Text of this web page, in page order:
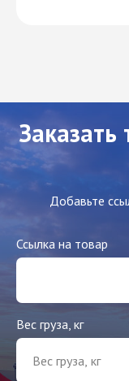
Заказать
Добавьте
Ссылка на товар
Вес груза, кг